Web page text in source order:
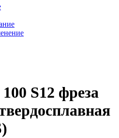
S12 фреза